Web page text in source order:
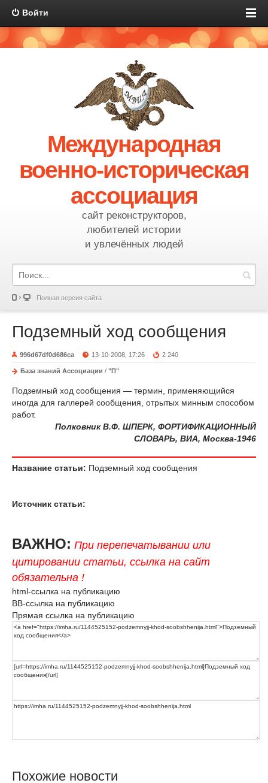
Войти
Международная
военно-историческая
ассоциация
сайт реконструкторов,
любителей истории
и увлечённых людей
Полная версия сайта
Подземный ход сообщения
996d67df0d686ca 13-10-2008, 17:26 2 240
База знаний Ассоциации / "П"
Подземный ход сообщения — термин, применяющийся
иногда для галлерей сообщения, отрытых минным способом
работ.
Полковник В.Ф. ШПЕРК, ФОРТИФИКАЦИОННЫЙ
СЛОВАРЬ, ВИА, Москва-1946
Название статьи: Подземный ход сообщения
Источник статьи:
ВАЖНО: При перепечатывании или
цитировании статьи, ссылка на сайт
обязательна !
html-ссылка на публикацию
BB-ссылка на публикацию
Прямая ссылка на публикацию
Похожие новости